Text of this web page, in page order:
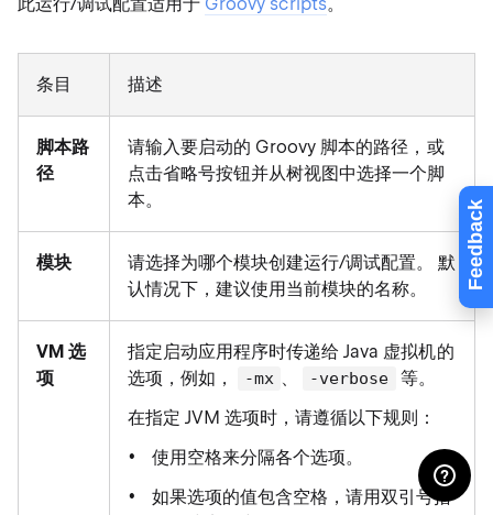
Feedback
条目 描述
脚本路
径
请输入要启动的 Groovy 脚本的路径，或
点击省略号按钮并从树视图中选择一个脚
本。
模块
请选择为哪个模块创建运行/调试配置。 默
认情况下，建议使用当前模块的名称。
VM 选
项
指定启动应用程序时传递给 Java 虚拟机的
选项，例如，
-mx 、 -verbose
等。
在指定 JVM 选项时，请遵循以下规则：
使用空格来分隔各个选项。
如果选项的值包含空格，请用双引号括